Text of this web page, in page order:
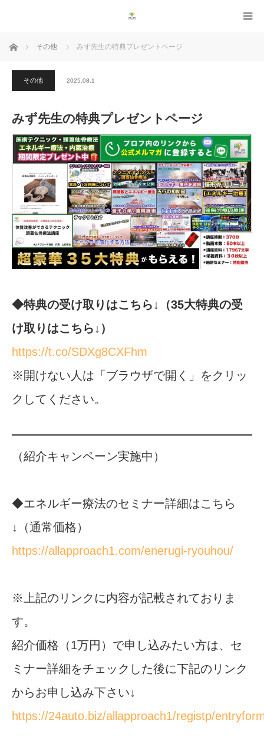
ホーム その他 みず先生の特典プレゼントページ
その他 2025.08.1
みず先生の特典プレゼントページ
◆特典の受け取りはこちら↓（35大特典の受
け取りはこちら↓）
https://t.co/SDXg8CXFhm
※開けない人は「ブラウザで開く」をクリッ
クしてください。
（紹介キャンペーン実施中）
◆エネルギー療法のセミナー詳細はこちら
↓（通常価格）
https://allapproach1.com/enerugi-ryouhou/
※上記のリンクに内容が記載されておりま
す。
紹介価格（1万円）で申し込みたい方は、セ
ミナー詳細をチェックした後に下記のリンク
からお申し込み下さい↓
https://24auto.biz/allapproach1/registp/